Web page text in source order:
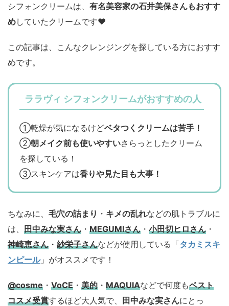
シフォンクリームは、 有名美容家の石井美保さんもおすす
めしていたクリームです♥
この記事は、こんなクレンジングを探している方におすす
めです。
ララヴィ シフォンクリームがおすすめの人
①乾燥が気になるけどベタつくクリームは苦手！
②朝メイク前も使いやすいさらっとしたクリーム
を探している！
③スキンケアは香りや見た目も大事！
ちなみに、 毛穴の詰まり ・ キメの乱れなどの肌トラブルに
は、 田中みな実さん ・ MEGUMIさん ・ 小田切ヒロさん ・
神崎恵さん ・ 紗栄子さんなどが使用している「タカミスキ
ンピール」がオススメです！
@cosme ・ VoCE ・ 美的 ・ MAQUIAなどで何度もベスト
コスメ受賞するほど大人気で、 田中みな実さんにとっ